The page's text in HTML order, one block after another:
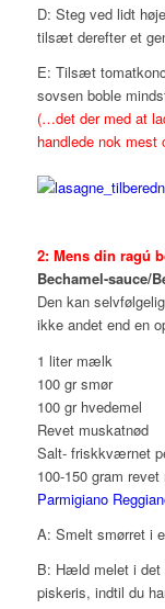
D: Steg ved lidt
tilsæt derefter et
E: Tilsæt
sovsen boble
(…det der med at
handlede nok
2: Mens din ragú
Bechamel-sauce/
Den kan
ikke andet end en
1 liter mælk
100 gr smør
100 gr hvedemel
Revet muskatnød
Salt- friskkværnet
100-150 gram
Parmigiano
A: Smelt smørret i
B: Hæld melet i det
piskeris, indtil du